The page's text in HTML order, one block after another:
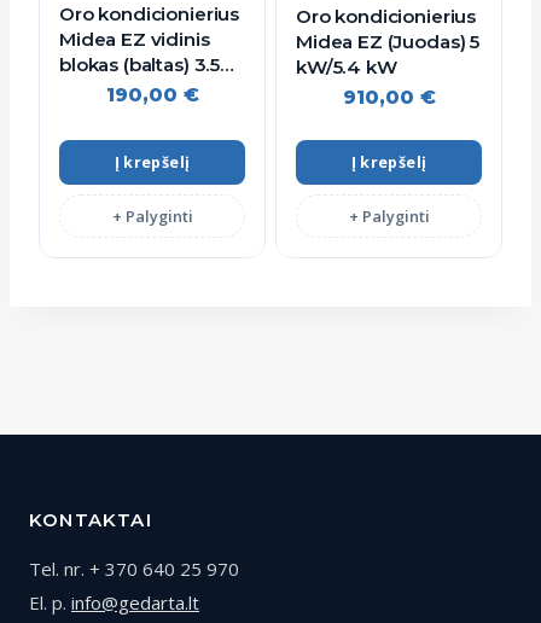
Oro kondicionierius
Midea EZ vidinis
blokas (baltas) 3.5
kW/3.8 kW
190,00 €
Į krepšelį
+ Palyginti
Oro kondicionierius
Midea EZ (Juodas) 5
kW/5.4 kW
910,00 €
Į krepšelį
+ Palyginti
KONTAKTAI
Tel. nr. + 370 640 25 970
El. p. info@gedarta.lt